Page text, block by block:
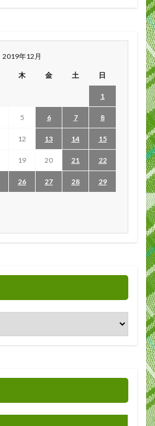
2019年12月
木 金 土 日
1
5 6 7 8
12 13 14 15
19 20 21 22
26 27 28 29